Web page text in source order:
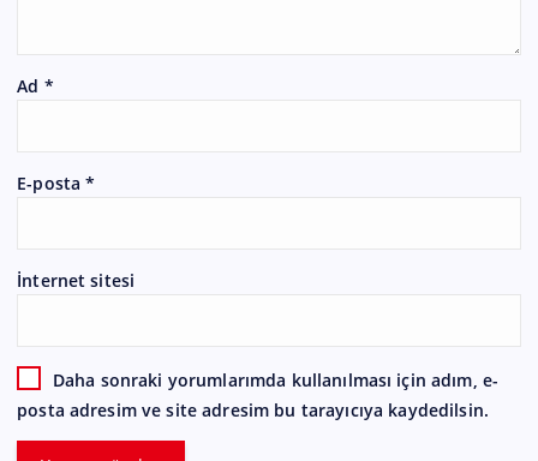
Ad *
E-posta*
İnternet sitesi
Daha sonraki yorumlarımda kullanılması için adım, e-
posta adresim ve site adresim bu tarayıcıya kaydedilsin.